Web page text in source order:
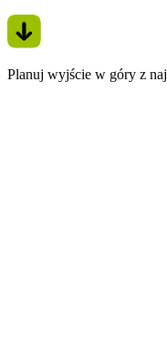
Planuj wyjście w góry z